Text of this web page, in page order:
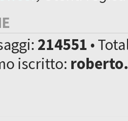
214551 •
iscritto: